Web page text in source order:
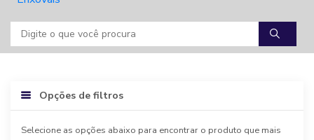
Opções de filtros
Selecione as opções abaixo para encontrar o produto que mais